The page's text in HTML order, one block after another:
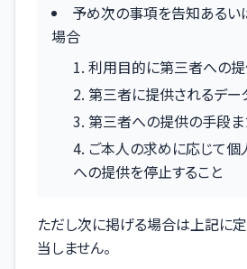
予め次の事項を告知あるい
場合
利用目的に第三者への
第三者に提供されるデー
第三者への提供の手段
ご本人の求めに応じて
への提供を停止すること
ただし次に掲げる場合は上記に
当しません。